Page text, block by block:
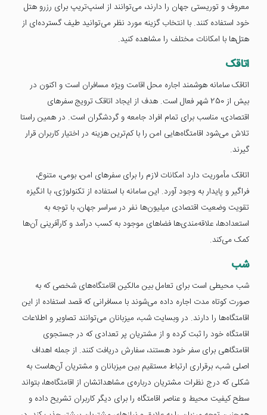
معروف و توریستی جهان را دارند، می‌توانند از اسنپ‌تریپ برای رزرو هتل
خود استفاده کنند. با انتخاب گزینه مورد نظر می‌توانید طیف گسترده‌ای از
هتل‌ها با امکانات مختلف را مشاهده کنید.
اتاقک
اتاقک سامانه هوشمند اجاره محل اقامت ویژه مسافران است و اکنون در
بیش از 250 شهر فعال است. هدف از ایجاد اتاقک ترویج سفرهای
اقتصادی، مناسب برای تمام افراد جامعه و گردشگران است. در همین راستا
تلاش می‌شود اقامتگاه‌هایی امن را با کم‌ترین هزینه در اختیار کاربران قرار
گیرند.
اتاقک مأموریت دارد امکانات لازم را برای سفرهای امن، بومی، متنوع،
فراگیر و پایدار به وجود آورد. این سامانه با استفاده از تکنولوژی، با انگیزه
تقویت وضعیت اقتصادی میلیون‌ها نفر در سراسر جهان، با توجه به
استعدادها، علاقه‌مندی‌ها فضاهای موجود به کسب درآمد و کارآفرینی آن‌ها
کمک می‌کند.
شب
شب محیطی است برای تعامل بین مالکین اقامتگاه‌های شخصی که به
صورت کوتاه مدت اجاره داده می‌شوند با مسافرانی که قصد استفاده از این
اقامتگاه‌ها را دارند. در وبسایت شب، میزبانان می‌توانند تصاویر و اطلاعات
اقامتگاه خود را ثبت کرده و از مشتریان پر تعدادی که در جستجوی
اقامتگاهی برای سفر خود هستند، سفارش دریافت کنند. از جمله اهداف
اصلی شب، برقراری ارتباط مستقیم بین میزبانان و مشتریان آن‌هاست به
شکلی که درج نظرات مشتریان درباره‌ی مشاهداتشان از اقامتگاه‌ها، بتواند
سطح کیفیت محیط و عناصر اقامتگاه را برای دیگر کاربران تشریح داده و